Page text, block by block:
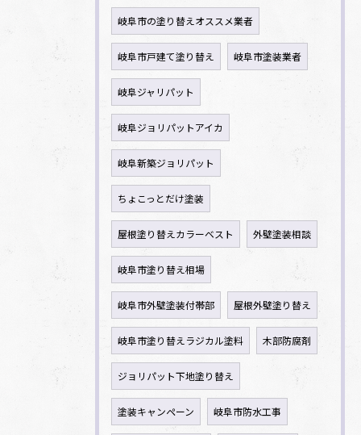
岐阜市の塗り替えオススメ業者
岐阜市戸建て塗り替え 岐阜市塗装業者
岐阜ジャリパット
岐阜ジョリパットアイカ
岐阜新築ジョリパット
ちょこっとだけ塗装
屋根塗り替えカラーベスト 外壁塗装相談
岐阜市塗り替え相場
岐阜市外壁塗装付帯部 屋根外壁塗り替え
岐阜市塗り替えラジカル塗料 木部防腐剤
ジョリパット下地塗り替え
塗装キャンペーン 岐阜市防水工事